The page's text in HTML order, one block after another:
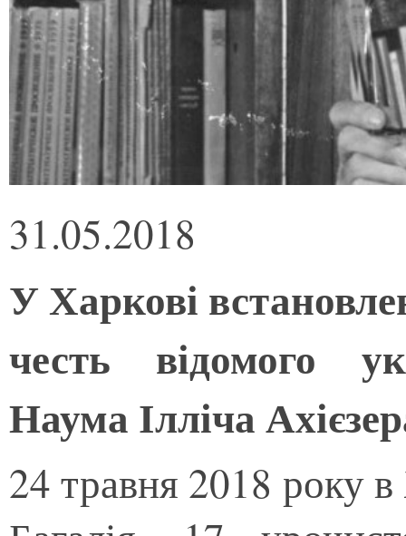
31.05.2018
У Харкові
честь відомого
Наума Ілліча
24 травня 2018 року